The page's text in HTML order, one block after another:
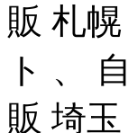
販 札
ト 、
販 埼